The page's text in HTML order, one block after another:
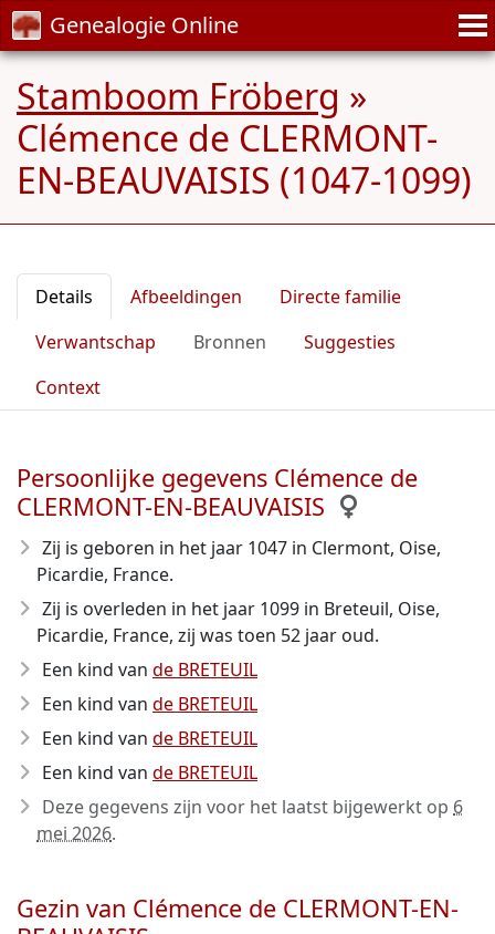
Genealogie Online
Stamboom Fröberg »
Clémence de CLERMONT-
EN-BEAUVAISIS (1047-1099)
Details Afbeeldingen
Directe familie
Verwantschap
Bronnen
Suggesties
Context
Persoonlijke gegevens Clémence de
CLERMONT-EN-BEAUVAISIS
Zij is geboren in het jaar 1047 in Clermont, Oise,
Picardie, France.
Zij is overleden in het jaar 1099 in Breteuil, Oise,
Picardie, France, zij was toen 52 jaar oud.
Een kind van de BRETEUIL
Een kind van de BRETEUIL
Een kind van de BRETEUIL
Een kind van de BRETEUIL
Deze gegevens zijn voor het laatst bijgewerkt op 6
mei 2026.
Gezin van Clémence de CLERMONT-EN-